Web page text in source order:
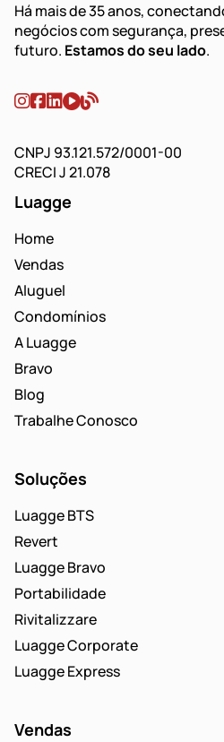
Há mais de 35 anos,
negócios com segurança,
futuro. Estamos do seu lado.
CNPJ 93.121.572/0001-00
CRECI J 21.078
Luagge
Home
Vendas
Aluguel
Condomínios
A Luagge
Bravo
Blog
Trabalhe Conosco
Soluções
Luagge BTS
Revert
Luagge Bravo
Portabilidade
Rivitalizzare
Luagge Corporate
Luagge Express
Vendas